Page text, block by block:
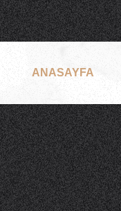
ANASAYFA